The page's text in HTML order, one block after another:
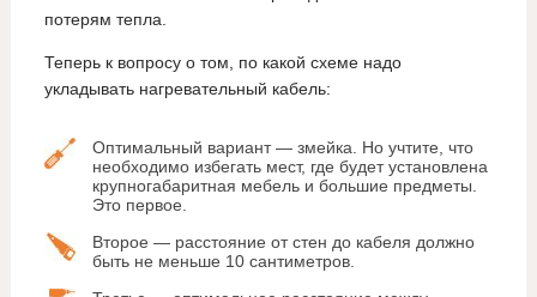
потерям тепла.
Теперь к вопросу о том, по какой схеме надо
укладывать нагревательный кабель:
Оптимальный вариант — змейка. Но учтите, что
необходимо избегать мест, где будет установлена
крупногабаритная мебель и большие предметы.
Это первое.
Второе — расстояние от стен до кабеля должно
быть не меньше 10 сантиметров.